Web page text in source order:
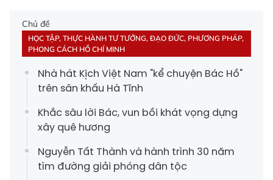
Chủ đề
HỌC TẬP, THỰC HÀNH TƯ TƯỞNG, ĐẠO ĐỨC, PHƯƠNG PHÁP,
PHONG CÁCH HỒ CHÍ MINH
Nhà hát Kịch Việt Nam "kể chuyện Bác Hồ"
trên sân khấu Hà Tĩnh
Khắc sâu lời Bác, vun bồi khát vọng dựng
xây quê hương
Nguyễn Tất Thành và hành trình 30 năm
tìm đường giải phóng dân tộc